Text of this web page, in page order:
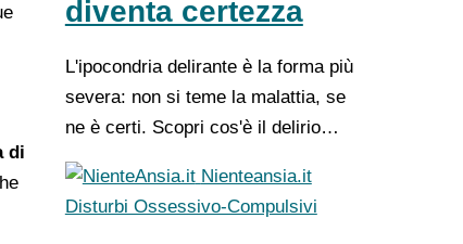
di
diventa certezza
L'ipocondria delirante è la forma più
severa: non si teme la malattia, se
ne è certi. Scopri cos'è il delirio…
Nienteansia.it
Disturbi Ossessivo-Compulsivi